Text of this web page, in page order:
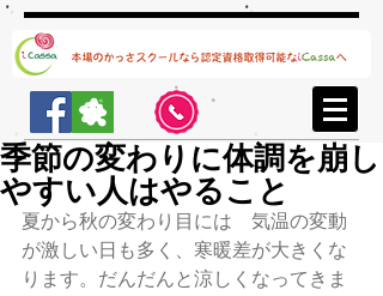
季節の変わりに体調を崩し
やすい人はやること
夏から秋の変わり目には　気温の変動
が激しい日も多く、寒暖差が大きくな
ります。だんだんと涼しくなってきま